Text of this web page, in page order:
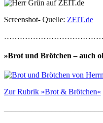
Screenshot- Quelle: ZEIT.de
»Brot und Brötchen – auch
Zur Rubrik »Brot & Brötchen«